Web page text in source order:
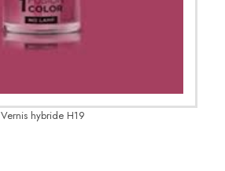
Vernis hybride H19